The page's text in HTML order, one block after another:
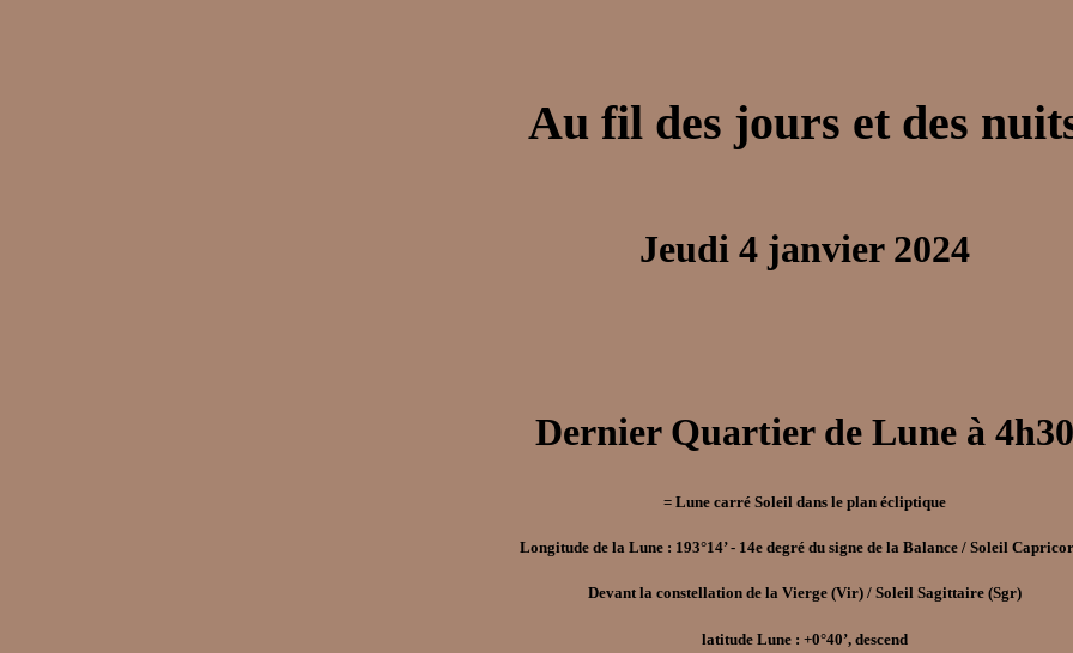
Au fil des jours et des
Jeudi 4 janvier 2024
Dernier Quartier de Lune à 4h30
= Lune carré Soleil dans le plan écliptique
Longitude de la Lune : 193°14’ - 14e degré du signe de la Balance / Soleil
Devant la constellation de la Vierge (Vir) / Soleil Sagittaire (Sgr)
latitude Lune : +0°40’, descend